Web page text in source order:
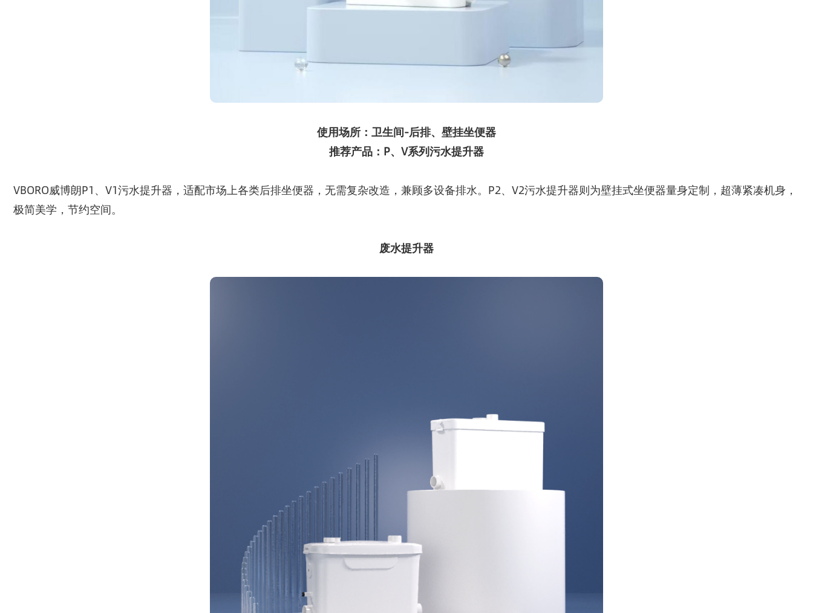
使用场所：卫生间-后排、壁挂坐便器
推荐产品：P、V系列污水提升器
VBORO威博朗P1、V1污水提升器，适配市场上各类后排坐便器，无需复杂改造，兼顾多设备排水。P2、V2污水提升器则为壁挂式坐便器量身定制，超薄紧凑机身，
极简美学，节约空间。
废水提升器